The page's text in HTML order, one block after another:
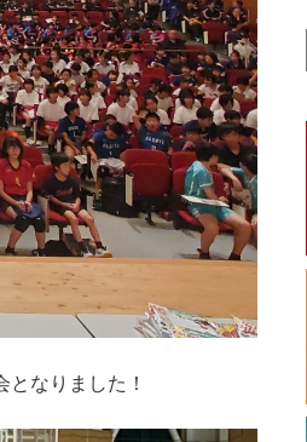
なりました！